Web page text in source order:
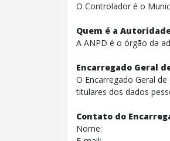
O Controlador é o
Quem é a
A ANPD é o órgão da
Encarregado Geral
O Encarregado Geral
titulares dos dados
Contato do
Nome: